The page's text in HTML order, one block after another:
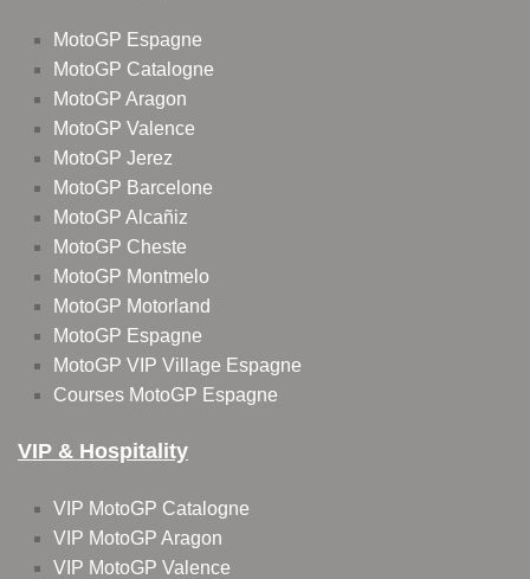
MotoGP Espagne
MotoGP Catalogne
MotoGP Aragon
MotoGP Valence
MotoGP Jerez
MotoGP Barcelone
MotoGP Alcañiz
MotoGP Cheste
MotoGP Montmelo
MotoGP Motorland
MotoGP Espagne
MotoGP VIP Village Espagne
Courses MotoGP Espagne
VIP & Hospitality
VIP MotoGP Catalogne
VIP MotoGP Aragon
VIP MotoGP Valence